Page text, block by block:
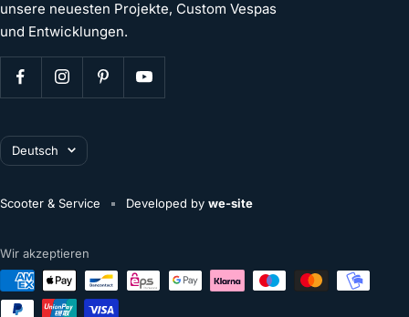
unsere neuesten Projekte, Custom Vespas
und Entwicklungen.
Sprache
Deutsch
Scooter & Service Developed by we-site
Wir akzeptieren
deine aktuelle Auswahl:€0,00